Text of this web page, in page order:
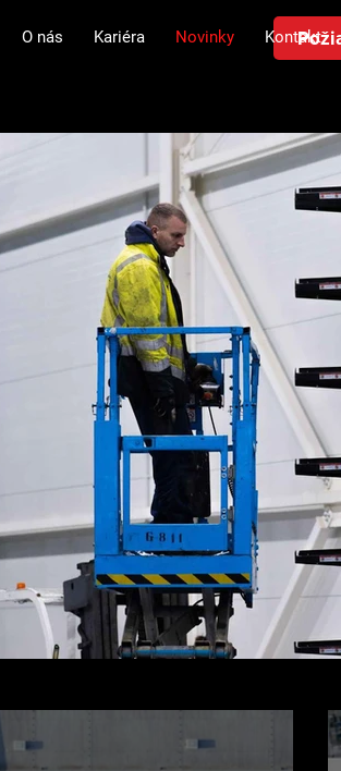
O nás Kariéra Novinky Kontakt